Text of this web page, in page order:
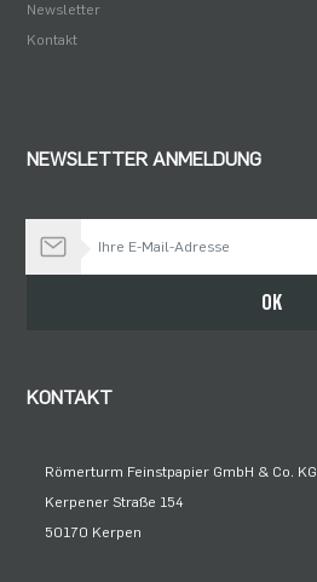
Newsletter
Kontakt
NEWSLETTER ANMELDUNG
OK
KONTAKT
Römerturm Feinstpapier GmbH & Co. KG
Kerpener Straße 154
50170 Kerpen